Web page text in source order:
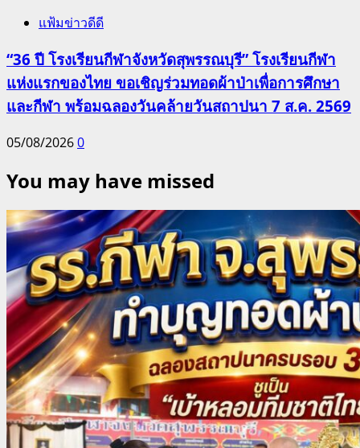
แฟ้มข่าวดีดี
“36 ปี โรงเรียนกีฬาจังหวัดสุพรรณบุรี” โรงเรียนกีฬา
แห่งแรกของไทย ขอเชิญร่วมทอดผ้าป่าเพื่อการศึกษา
และกีฬา พร้อมฉลองวันคล้ายวันสถาปนา 7 ส.ค. 2569
05/08/20260
You may have missed